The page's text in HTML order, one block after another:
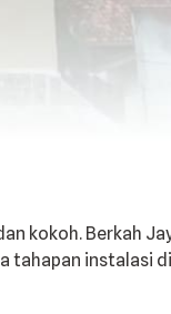
kokoh. Berkah
tahapan instalasi